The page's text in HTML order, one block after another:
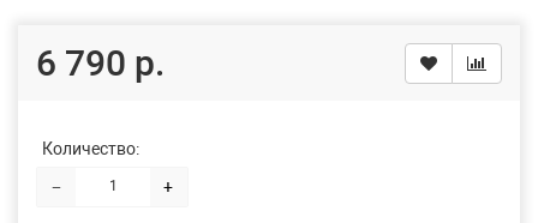
6 790 р.
Количество:
−
+